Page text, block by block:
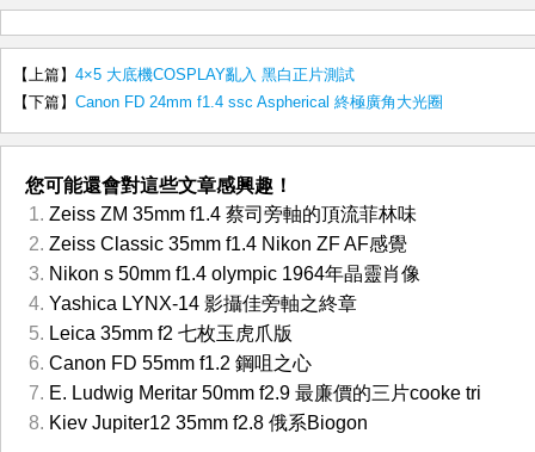
【上篇】 4×5 大底機COSPLAY亂入 黑白正片測試
【下篇】 Canon FD 24mm f1.4 ssc Aspherical 終極廣角大光圈
您可能還會對這些文章感興趣！
Zeiss ZM 35mm f1.4 蔡司旁軸的頂流菲林味
Zeiss Classic 35mm f1.4 Nikon ZF AF感覺
Nikon s 50mm f1.4 olympic 1964年晶靈肖像
Yashica LYNX-14 影攝佳旁軸之終章
Leica 35mm f2 七枚玉虎爪版
Canon FD 55mm f1.2 鋼咀之心
E. Ludwig Meritar 50mm f2.9 最廉價的三片cooke tri
Kiev Jupiter12 35mm f2.8 俄系Biogon